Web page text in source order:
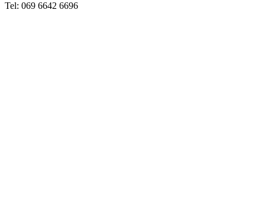
Tel: 069 6642 6696